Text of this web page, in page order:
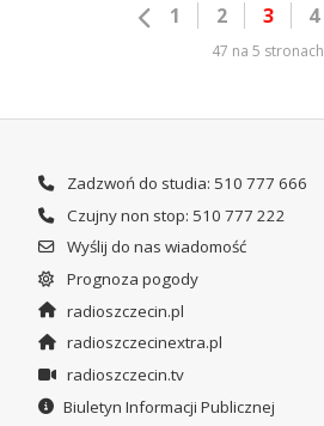
1 2 3 4
47 na 5 stronach
Zadzwoń do studia: 510 777 666
Czujny non stop: 510 777 222
Wyślij do nas wiadomość
Prognoza pogody
radioszczecin.pl
radioszczecinextra.pl
radioszczecin.tv
Biuletyn Informacji Publicznej